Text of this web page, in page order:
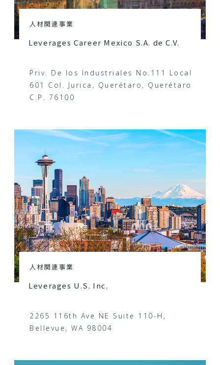
人材関連事業
Leverages Career Mexico S.A. de C.V.
Priv. De los Industriales No.111 Local
601 Col. Jurica, Querétaro, Querétaro
C.P. 76100
人材関連事業
Leverages U.S. Inc.
2265 116th Ave NE Suite 110-H,
Bellevue, WA 98004